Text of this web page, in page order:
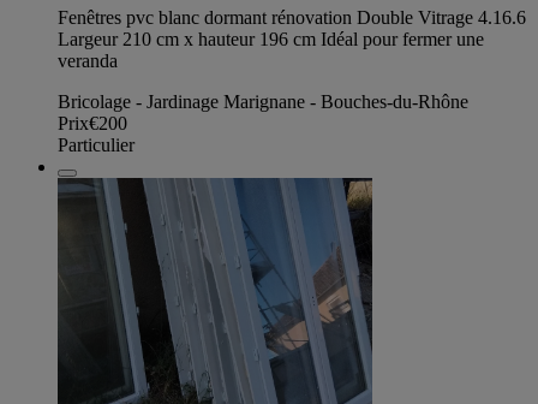
Fenêtres pvc blanc dormant rénovation Double Vitrage 4.16.6
Largeur 210 cm x hauteur 196 cm Idéal pour fermer une
veranda
Bricolage - Jardinage Marignane - Bouches-du-Rhône
Prix€200
Particulier